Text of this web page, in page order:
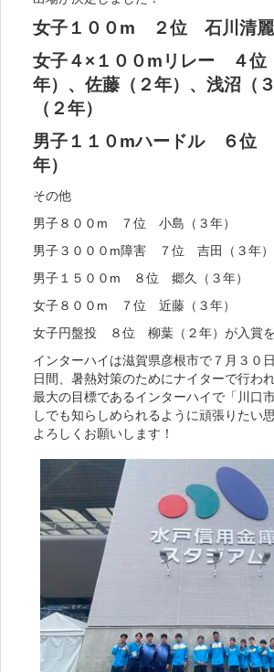
女子１００m ２位 石川清麗
女子４×１００mリレー ４
年）、佐藤（２年）、浅沼（
（２年）
男子１１０mハードル ６位
年）
その他
男子８００m ７位 小島（３年）
男子３０００m障害 ７位 吉田（３年）
男子１５００m ８位 郷久（３年）
女子８００m ７位 近藤（３年）
女子円盤投 ８位 柳葉（２年）が入賞を
インターハイは滋賀県彦根市で７月３０
日間、暑熱対策のためにナイターで行わ
最大の目標であるインターハイで「川口
しでも知らしめられるように頑張りたい
よろしくお願いします！